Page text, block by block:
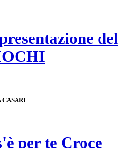
del
CASARI
per te Croce